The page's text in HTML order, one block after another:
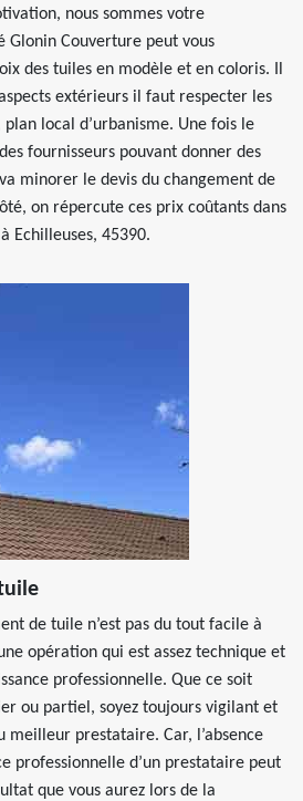
nous sommes votre
Glonin Couverture peut vous
des tuiles en modèle et en coloris. Il
extérieurs il faut respecter les
local d’urbanisme. Une fois le
fournisseurs pouvant donner des
minorer le devis du changement de
on répercute ces prix coûtants dans
Echilleuses, 45390.
de tuile n’est pas du tout facile à
opération qui est assez technique et
professionnelle. Que ce soit
ou partiel, soyez toujours vigilant et
meilleur prestataire. Car, l’absence
professionnelle d’un prestataire peut
que vous aurez lors de la